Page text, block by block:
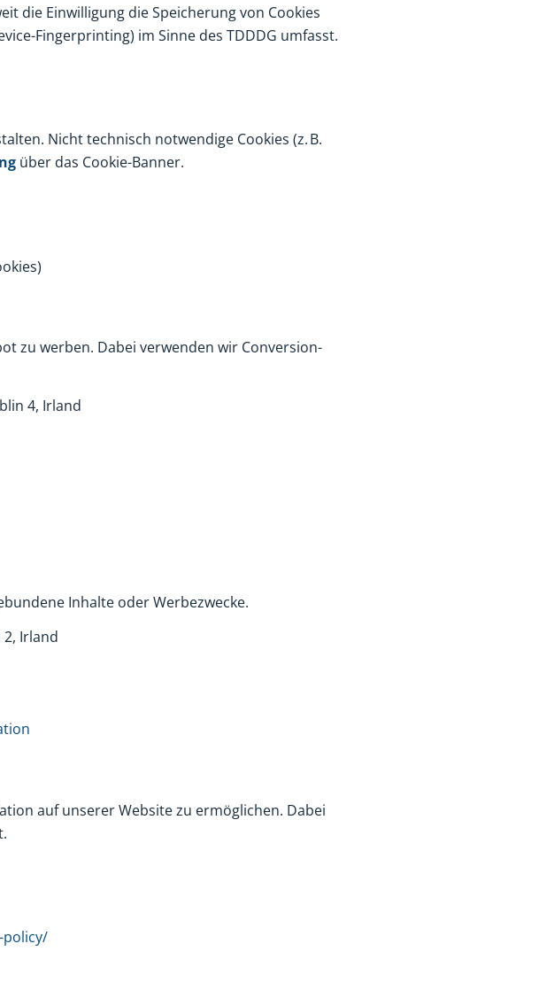
die Einwilligung die Speicherung von Cookies
Fingerprinting) im Sinne des TDDDG umfasst.
Nicht technisch notwendige Cookies (z. B.
über das Cookie-Banner.
zu werben. Dabei verwenden wir Conversion-
4, Irland
Inhalte oder Werbezwecke.
Irland
auf unserer Website zu ermöglichen. Dabei